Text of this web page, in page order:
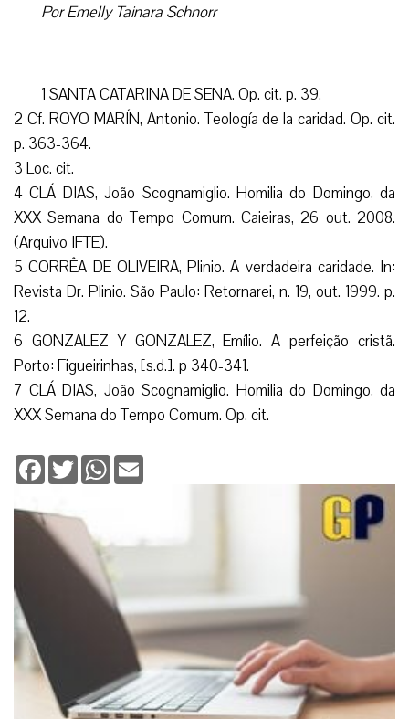
Por Emelly Tainara Schnorr
1 SANTA CATARINA DE SENA. Op. cit. p. 39.
2 Cf. ROYO MARÍN, Antonio. Teología de la caridad. Op. cit.
p. 363-364.
3 Loc. cit.
4 CLÁ DIAS, João Scognamiglio. Homilia do Domingo, da
XXX Semana do Tempo Comum. Caieiras, 26 out. 2008.
(Arquivo IFTE).
5 CORRÊA DE OLIVEIRA, Plinio. A verdadeira caridade. In:
Revista Dr. Plinio. São Paulo: Retornarei, n. 19, out. 1999. p.
12.
6 GONZALEZ Y GONZALEZ, Emílio. A perfeição cristã.
Porto: Figueirinhas, [s.d.]. p 340-341.
7 CLÁ DIAS, João Scognamiglio. Homilia do Domingo, da
XXX Semana do Tempo Comum. Op. cit.
Facebook
TwitterWhatsApp